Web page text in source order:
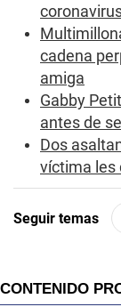
cadena
amiga
Gabby
antes de
Dos
víctima les
Seguir temas